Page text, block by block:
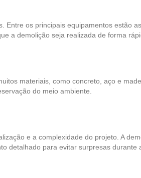
os principais equipamentos estão
a demolição seja realizada de forma
materiais, como concreto, aço e
do meio ambiente.
e a complexidade do projeto. A
detalhado para evitar surpresas durante